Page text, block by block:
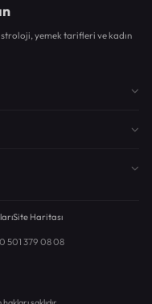
yemek tarifleri ve kadın
Site Haritası
501 379 08 08